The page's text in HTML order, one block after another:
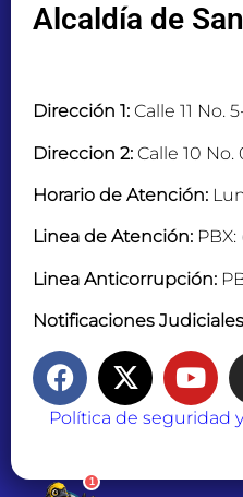
1
Alcaldía de
Dirección 1: Calle 11 No.
Direccion 2: Calle 10
Horario de Atención:
Linea de Atención:
Linea Anticorrupción:
Notificaciones
Política de seguridad